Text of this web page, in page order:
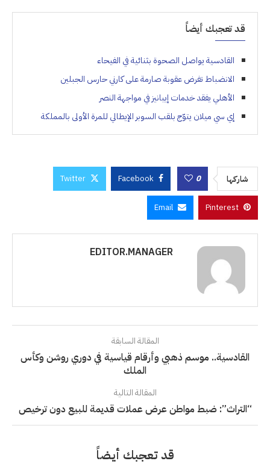
قد تعجبك أيضاً
القادسية يواصل الصحوة بثنائية في الفيحاء
الانضباط تفرض عقوبة صارمة على كارني حارس الجبلين
الأهلي يفقد خدمات إيبانيز في مواجهة النصر
إي سي ميلان يتوّج بلقب السوبر الإيطالي للمرة الأولى بالمملكة
شاركها 0
Facebook
Twitter
Pinterest
Email
EDITOR.MANAGER
المقالة السابقة
القادسية.. موسم ذهبي وأرقام قياسية في دوري روشن وكأس
الملك
المقالة التالية
“التراث”: ضبط مواطن عرض عملات قديمة للبيع دون ترخيص
قد تعجبك أيضاً